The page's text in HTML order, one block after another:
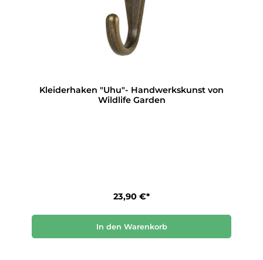
Kleiderhaken "Uhu"- Handwerkskunst von
Wildlife Garden
23,90 €*
In den Warenkorb